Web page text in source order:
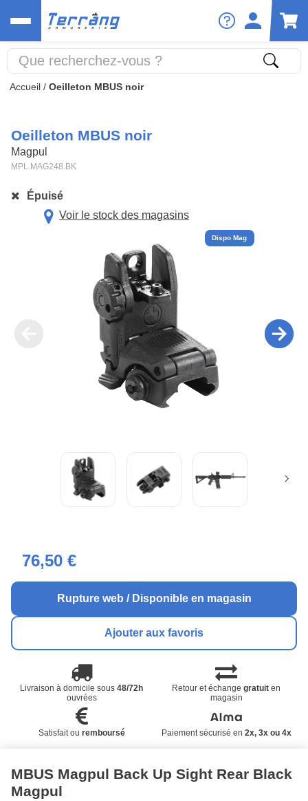
Accueil / Oeilleton MBUS noir
Oeilleton MBUS noir
Magpul
MPL.MAG248.BK
Épuisé
Voir le stock des magasins
Dispo Mag
76,50 €
Rupture web / Disponible en magasin
Ajouter aux favoris
Livraison à domicile sous48/72h
ouvrées
Retour et échangegratuit en
magasin
Satisfait ou remboursé Paiement sécurisé en 2x, 3x ou 4x
MBUS Magpul Back Up Sight Rear Black
Magpul